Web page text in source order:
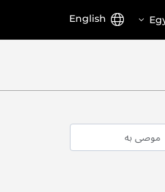
اللغة English